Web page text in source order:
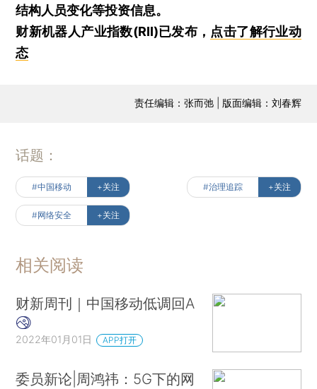
结构人员变化等投资信息。
财新机器人产业指数(RII)已发布， 点击了解行业动
态
责任编辑：张而弛 | 版面编辑：刘春辉
话题：
#中国移动 +关注 #治理追踪 +关注
#网络安全 +关注
相关阅读
财新周刊｜中国移动低调回A
2022年01月01日 APP打开
委员新论|周鸿祎：5G下的网